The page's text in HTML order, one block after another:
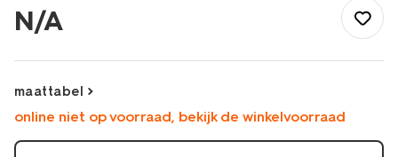
broeken/damesbroek-
dawn-
regular-
36210650BURGUNDYRED.html
N/A
maattabel
online niet op voorraad, bekijk de winkelvoorraad